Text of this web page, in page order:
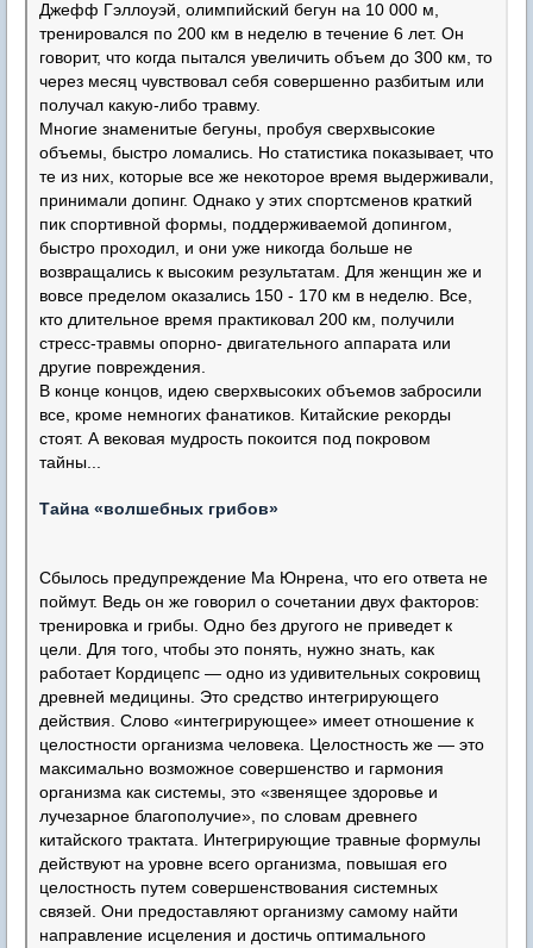
Джефф Гэллоуэй, олимпийский бегун на 10 000 м,
тренировался по 200 км в неделю в течение 6 лет. Он
говорит, что когда пытался увеличить объем до 300 км, то
через месяц чувствовал себя совершенно разбитым или
получал какую-либо травму.
Многие знаменитые бегуны, пробуя сверхвысокие
объемы, быстро ломались. Но статистика показывает, что
те из них, которые все же некоторое время выдерживали,
принимали допинг. Однако у этих спортсменов краткий
пик спортивной формы, поддерживаемой допингом,
быстро проходил, и они уже никогда больше не
возвращались к высоким результатам. Для женщин же и
вовсе пределом оказались 150 - 170 км в неделю. Все,
кто длительное время практиковал 200 км, получили
стресс-травмы опорно- двигательного аппарата или
другие повреждения.
В конце концов, идею сверхвысоких объемов забросили
все, кроме немногих фанатиков. Китайские рекорды
стоят. А вековая мудрость покоится под покровом
тайны...
Тайна «волшебных грибов»
Сбылось предупреждение Ма Юнрена, что его ответа не
поймут. Ведь он же говорил о сочетании двух факторов:
тренировка и грибы. Одно без другого не приведет к
цели. Для того, чтобы это понять, нужно знать, как
работает Кордицепс — одно из удивительных сокровищ
древней медицины. Это средство интегрирующего
действия. Слово «интегрирующее» имеет отношение к
целостности организма человека. Целостность же — это
максимально возможное совершенство и гармония
организма как системы, это «звенящее здоровье и
лучезарное благополучие», по словам древнего
китайского трактата. Интегрирующие травные формулы
действуют на уровне всего организма, повышая его
целостность путем совершенствования системных
связей. Они предоставляют организму самому найти
направление исцеления и достичь оптимального